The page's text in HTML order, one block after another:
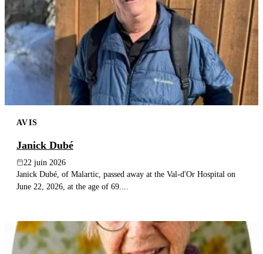
AVIS
Janick Dubé
22 juin 2026
Janick Dubé, of Malartic, passed away at the Val-d'Or Hospital on
June 22, 2026, at the age of 69....